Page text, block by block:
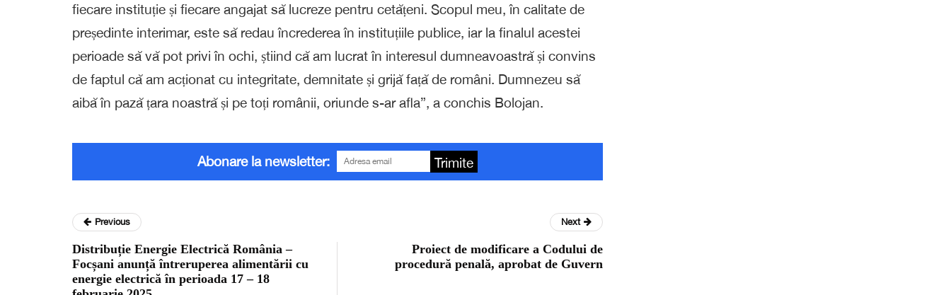
fiecare instituție și fiecare angajat să lucreze pentru cetățeni. Scopul meu, în calitate de
președinte interimar, este să redau încrederea în instituțiile publice, iar la finalul acestei
perioade să vă pot privi în ochi, știind că am lucrat în interesul dumneavoastră și convins
de faptul că am acționat cu integritate, demnitate și grijă față de români. Dumnezeu să
aibă în pază țara noastră și pe toți românii, oriunde s-ar afla”, a conchis Bolojan.
Abonare la newsletter: Trimite
Previous
Distribuție Energie Electrică România –
Focșani anunță întreruperea alimentării cu
energie electrică în perioada 17 – 18
Next
Proiect de modificare a Codului de
procedură penală, aprobat de Guvern